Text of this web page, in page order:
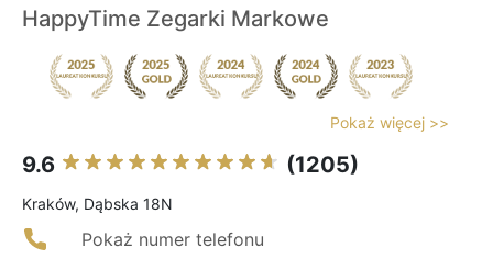
HappyTime Zegarki Markowe
Pokaż więcej >>
9.6 (1205)
Kraków, Dąbska 18N
Pokaż numer telefonu